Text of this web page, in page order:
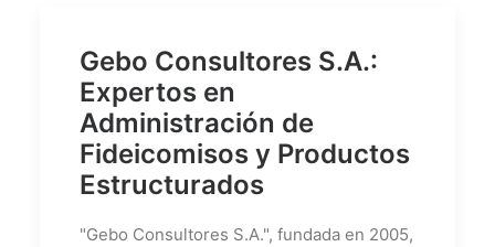
Gebo Consultores S.A.:
Expertos en
Administración de
Fideicomisos y Productos
Estructurados
"Gebo Consultores S.A.", fundada en 2005,